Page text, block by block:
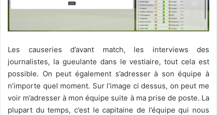
Les causeries d’avant match, les interviews des
journalistes, la gueulante dans le vestiaire, tout cela est
possible. On peut également s’adresser à son équipe à
n’importe quel moment. Sur l’image ci dessus, on peut me
voir m’adresser à mon équipe suite à ma prise de poste. La
plupart du temps, c’est le capitaine de l’équipe qui nous